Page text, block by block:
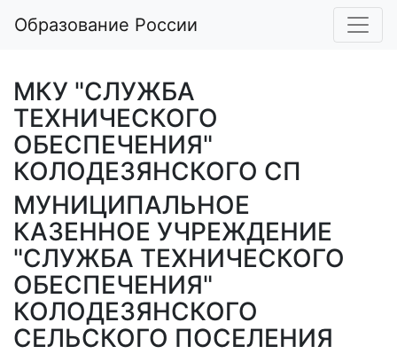
Образование России
МКУ "СЛУЖБА
ТЕХНИЧЕСКОГО
ОБЕСПЕЧЕНИЯ"
КОЛОДЕЗЯНСКОГО СП
МУНИЦИПАЛЬНОЕ
КАЗЕННОЕ УЧРЕЖДЕНИЕ
"СЛУЖБА ТЕХНИЧЕСКОГО
ОБЕСПЕЧЕНИЯ"
КОЛОДЕЗЯНСКОГО
СЕЛЬСКОГО ПОСЕЛЕНИЯ